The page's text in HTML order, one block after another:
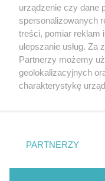
Nie zapomnij
zapoznać się z:
polityką
Twojemiasto
Piekary Śląskie
Chorzów
Tarnowskie Góry
Gliwice
urządzenie czy dane
spersonalizowanych
treści, pomiar reklam
ulepszanie usług. Za
Partnerzy możemy
geolokalizacyjnych
charakterystykę
zmienić/wycofać
znajdujący się w
rodzaje
użytkownika, ale
PARTNERZY